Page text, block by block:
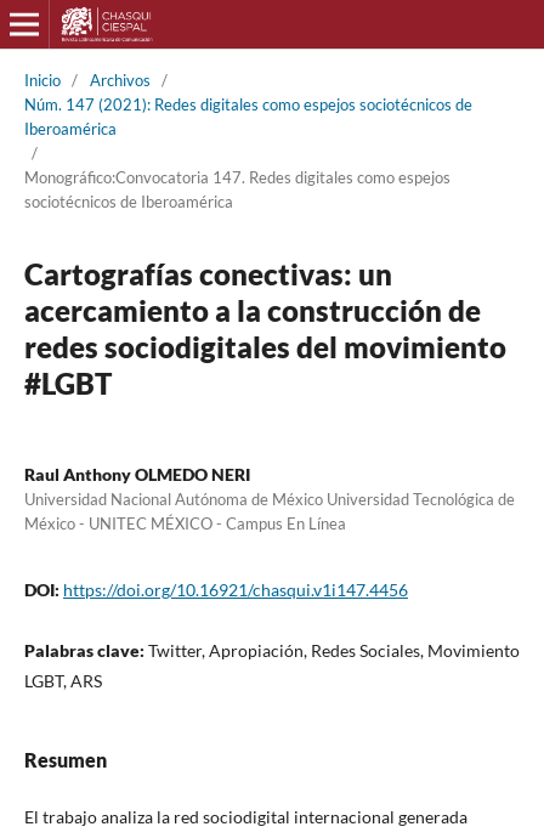
Inicio / Archivos
/
Núm. 147 (2021): Redes digitales como espejos sociotécnicos de
Iberoamérica
/
Monográfico:Convocatoria 147. Redes digitales como espejos
sociotécnicos de Iberoamérica
Cartografías conectivas: un
acercamiento a la construcción de
redes sociodigitales del movimiento
#LGBT
Raul Anthony OLMEDO NERI
Universidad Nacional Autónoma de México Universidad Tecnológica de
México - UNITEC MÉXICO - Campus En Línea
DOI: https://doi.org/10.16921/chasqui.v1i147.4456
Palabras clave: Twitter, Apropiación, Redes Sociales, Movimiento
LGBT, ARS
Resumen
El trabajo analiza la red sociodigital internacional generada